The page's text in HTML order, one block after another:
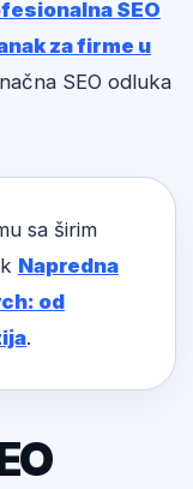
SEO
za firme u
SEO odluka
sa širim
Napredna
od
.